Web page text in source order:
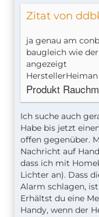
Zitat von
ja genau am
baugleich wie
angezeigt
HerstellerHeiman
Produkt
Ich suche auch
Habe bis jetzt
offen gegenüber.
Nachricht auf
dass ich mit
Lichter an). Dass
Alarm schlagen,
Erhältst du eine
Handy, wenn der